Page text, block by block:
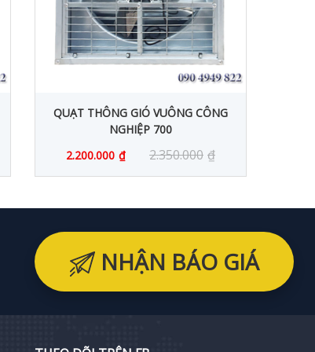
QUẠT THÔNG GIÓ VUÔNG CÔNG
NGHIỆP 700
2.200.000 ₫ 2.350.000 ₫
NHẬN BÁO GIÁ